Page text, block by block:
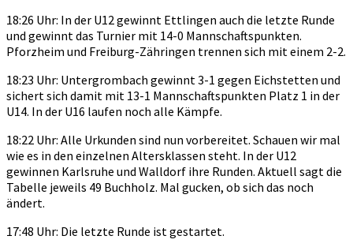
18:26 Uhr: In der U12 gewinnt Ettlingen auch die letzte Runde
und gewinnt das Turnier mit 14-0 Mannschaftspunkten.
Pforzheim und Freiburg-Zähringen trennen sich mit einem 2-2.
18:23 Uhr: Untergrombach gewinnt 3-1 gegen Eichstetten und
sichert sich damit mit 13-1 Mannschaftspunkten Platz 1 in der
U14. In der U16 laufen noch alle Kämpfe.
18:22 Uhr: Alle Urkunden sind nun vorbereitet. Schauen wir mal
wie es in den einzelnen Altersklassen steht. In der U12
gewinnen Karlsruhe und Walldorf ihre Runden. Aktuell sagt die
Tabelle jeweils 49 Buchholz. Mal gucken, ob sich das noch
ändert.
17:48 Uhr: Die letzte Runde ist gestartet.